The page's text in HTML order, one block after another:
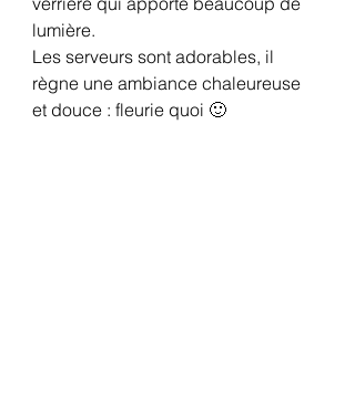
lumière.
Les serveurs sont adorables, il
règne une ambiance chaleureuse
et douce : fleurie quoi 🙂